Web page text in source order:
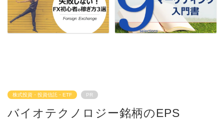
株式投資・投資信託・ETF PR
バイオテクノロジー銘柄のEPS